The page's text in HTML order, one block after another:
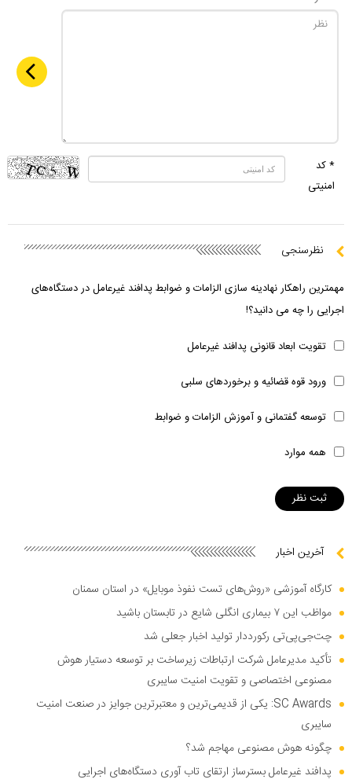
* کد
امنیتی
نظرسنجی
مهمترین راهکار نهادینه سازی الزامات و ضوابط پدافند غیرعامل در دستگاه‌های
اجرایی را چه می دانید؟!
تقویت ابعاد قانونی پدافند غیرعامل
ورود قوه قضائیه و برخوردهای سلبی
توسعه گفتمانی و آموزش الزامات و ضوابط
همه موارد
آخرین اخبار
کارگاه آموزشی «روش‌های تست نفوذ موبایل» در استان سمنان
مواظب این ۷ بیماری انگلی شایع در تابستان باشید
چت‌جی‌پی‌تی رکورددار تولید اخبار جعلی شد
تأکید مدیرعامل شرکت ارتباطات زیرساخت بر توسعه دستیار هوش
مصنوعی اختصاصی و تقویت امنیت سایبری
SC Awards: یکی از قدیمی‌ترین و معتبرترین جوایز در صنعت امنیت
سایبری
چگونه هوش مصنوعی مهاجم شد؟
پدافند غیرعامل بسترساز ارتقای تاب آوری دستگاه‌های اجرایی